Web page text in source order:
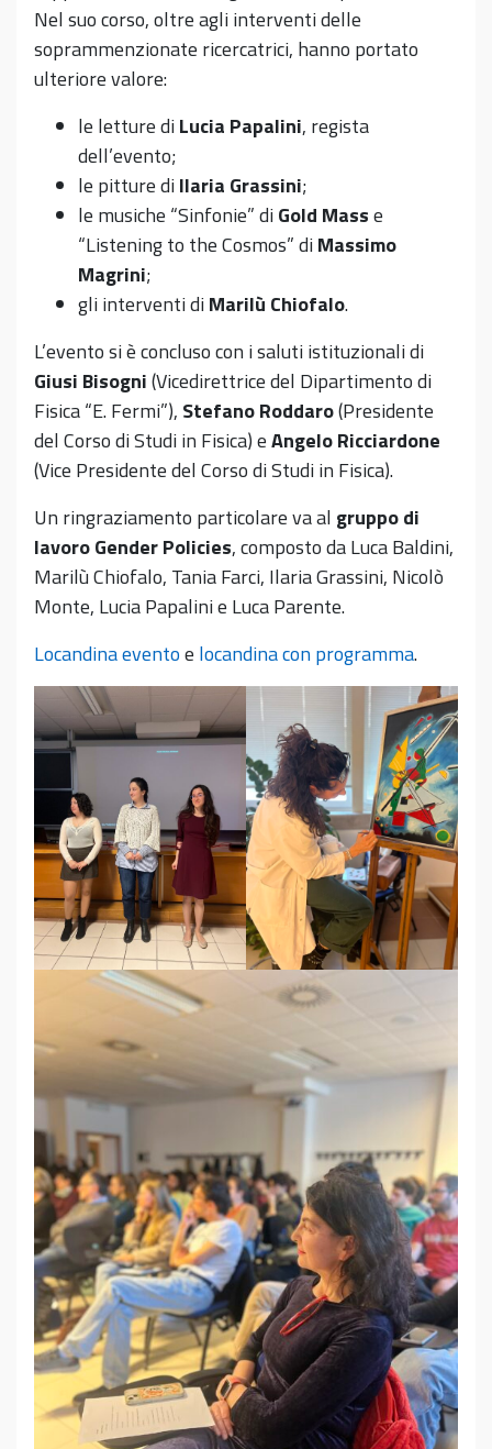
Nel suo corso, oltre agli interventi delle
soprammenzionate ricercatrici, hanno portato
ulteriore valore:
le letture diLucia Papalini, regista
dell’evento;
le pitture diIlaria Grassini;
le musiche “Sinfonie” diGold Masse
“Listening to the Cosmos” diMassimo
Magrini;
gli interventi diMarilù Chiofalo.
L’evento si è concluso con i saluti istituzionali di
Giusi Bisogni(Vicedirettrice del Dipartimento di
Fisica “E. Fermi”), Stefano Roddaro(Presidente
del Corso di Studi in Fisica) eAngelo Ricciardone
(Vice Presidente del Corso di Studi in Fisica).
Un ringraziamento particolare va al gruppo di
lavoro Gender Policies, composto da Luca Baldini,
Marilù Chiofalo, Tania Farci, Ilaria Grassini, Nicolò
Monte, Lucia Papalini e Luca Parente.
Locandina eventoe locandina con programma.